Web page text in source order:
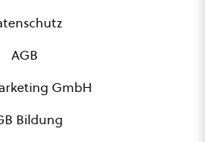
AGB
GmbH
Bildung